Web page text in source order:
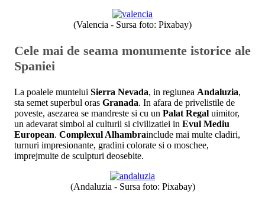
(Valencia - Sursa foto: Pixabay)
Cele mai de seama monumente istorice ale
Spaniei
La poalele muntelui Sierra Nevada, in regiunea Andaluzia,
sta semet superbul oras Granada. In afara de privelistile de
poveste, asezarea se mandreste si cu un Palat Regal uimitor,
un adevarat simbol al culturii si civilizatiei in Evul Mediu
European. Complexul Alhambrainclude mai multe cladiri,
turnuri impresionante, gradini colorate si o moschee,
imprejmuite de sculpturi deosebite.
(Andaluzia - Sursa foto: Pixabay)